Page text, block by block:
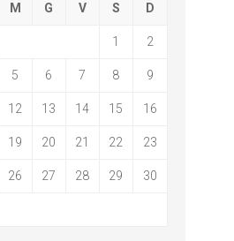
M G V S D
1 2
5 6 7 8 9
12 13 14 15 16
19 20 21 22 23
26 27 28 29 30